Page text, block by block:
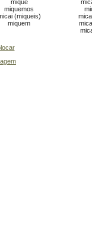
mique
miquemos
(miqueis)
miquem